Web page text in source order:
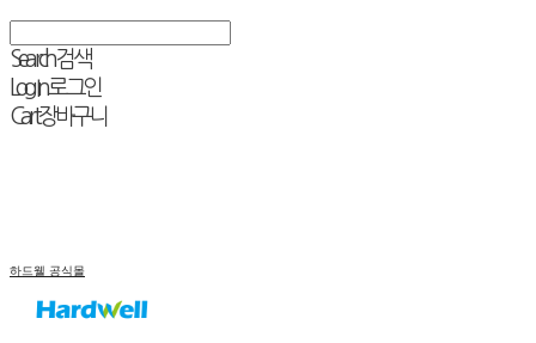
Search검색
Log In로그인
Cart장바구니
하드웰 공식몰